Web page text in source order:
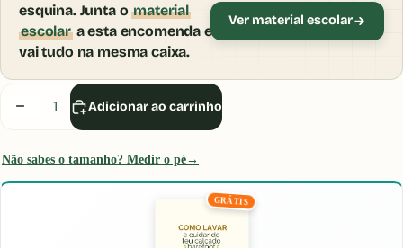
Provador Virtual.
Iniciar Sessão
Diminuir
quantidade
Aumentar
esquina. Junta omaterial
escolara esta encomenda e
vai tudo na mesma caixa.
Ver material escolar
Adicionar ao carrinho
Não sabes o tamanho? Medir o pé→
GRÁTIS